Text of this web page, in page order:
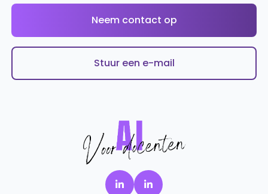
Neem contact op
Stuur een e-mail